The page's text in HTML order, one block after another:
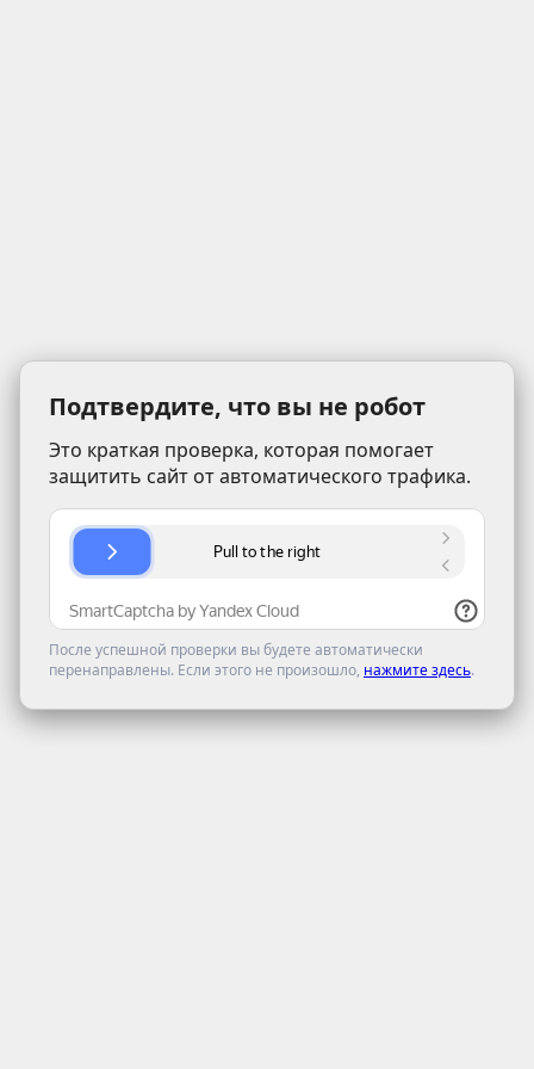
Подтвердите, что вы не робот
Это краткая проверка, которая помогает
защитить сайт от автоматического трафика.
После успешной проверки вы будете автоматически
перенаправлены. Если этого не произошло, нажмите здесь.